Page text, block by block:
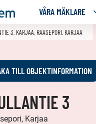
VÅRA MÄKLARE
3, KARJAA, RAASEPORI, KARJAA
TILL OBJEKTINFORMATION
3
Karjaa